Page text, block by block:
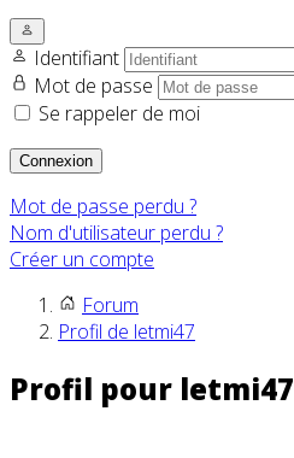
Identifiant
Mot de passe
Se rappeler de moi
Connexion
Mot de passe perdu ?
Nom d'utilisateur perdu ?
Créer un compte
Forum
Profil de letmi47
Profil pour letmi47